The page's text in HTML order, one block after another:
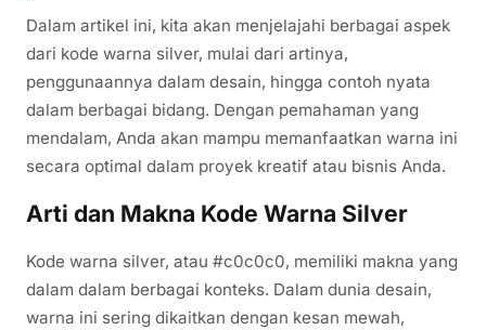
Dalam artikel ini, kita akan menjelajahi berbagai aspek
dari kode warna silver, mulai dari artinya,
penggunaannya dalam desain, hingga contoh nyata
dalam berbagai bidang. Dengan pemahaman yang
mendalam, Anda akan mampu memanfaatkan warna ini
secara optimal dalam proyek kreatif atau bisnis Anda.
Arti dan Makna Kode Warna Silver
Kode warna silver, atau #c0c0c0, memiliki makna yang
dalam dalam berbagai konteks. Dalam dunia desain,
warna ini sering dikaitkan dengan kesan mewah,